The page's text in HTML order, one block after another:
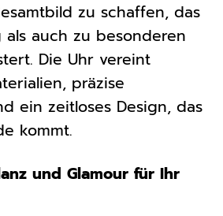
zu schaffen, das
als auch zu besonderen
Die Uhr vereint
präzise
ein zeitloses Design, das
kommt.
und Glamour für Ihr